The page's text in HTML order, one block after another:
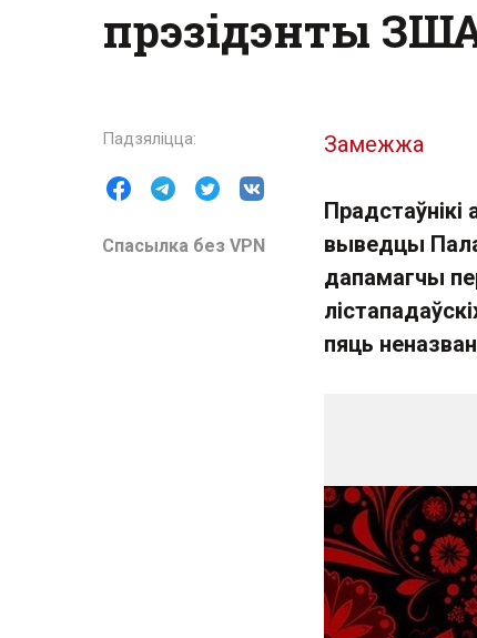
прэзідэнты
Спасылка без VPN
Замежжа
Прадстаўнікі
выведцы
дапамагчы
пяць